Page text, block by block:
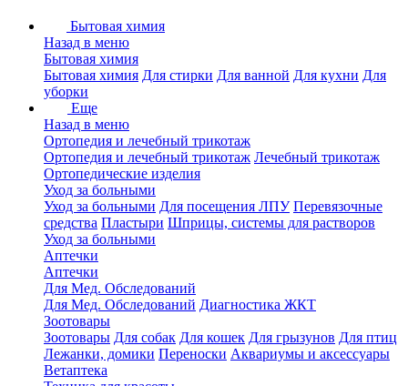
Бытовая химия
Назад в меню
Бытовая химия
Бытовая химия Для стирки Для ванной Для кухни Для
уборки
Еще
Назад в меню
Ортопедия и лечебный трикотаж
Ортопедия и лечебный трикотаж Лечебный трикотаж
Ортопедические изделия
Уход за больными
Уход за больными Для посещения ЛПУ Перевязочные
средства Пластыри Шприцы, системы для растворов
Уход за больными
Аптечки
Аптечки
Для Мед. Обследований
Для Мед. Обследований Диагностика ЖКТ
Зоотовары
Зоотовары Для собак Для кошек Для грызунов Для птиц
Лежанки, домики Переноски Аквариумы и аксессуары
Ветаптека